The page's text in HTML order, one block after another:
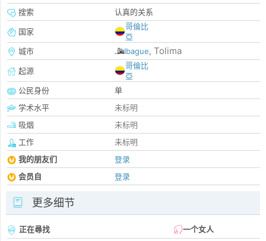
搜索
认真的关系
国家
哥倫比
亞
城市
Ibague, Tolima
起源
哥倫比
亞
公民身份
单
学术水平
未标明
吸烟
未标明
工作
未标明
我的朋友们
登录
会员自
登录
更多细节
正在尋找
一个女人